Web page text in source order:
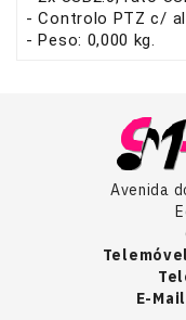
- Controlo PTZ c/
- Peso: 0,000 kg.
Avenida
E-